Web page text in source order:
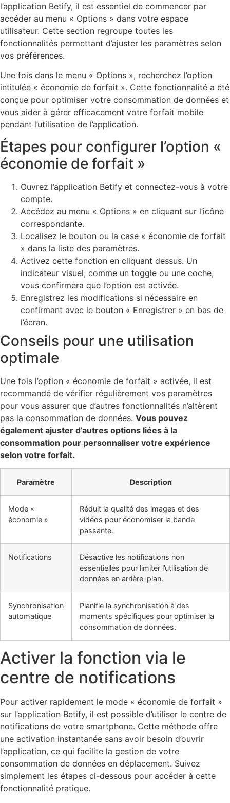
l’application Betify, il est essentiel de commencer par
accéder au menu « Options » dans votre espace
utilisateur. Cette section regroupe toutes les
fonctionnalités permettant d’ajuster les paramètres selon
vos préférences.
Une fois dans le menu « Options », recherchez l’option
intitulée « économie de forfait ». Cette fonctionnalité a été
conçue pour optimiser votre consommation de données et
vous aider à gérer efficacement votre forfait mobile
pendant l’utilisation de l’application.
Étapes pour configurer l’option «
économie de forfait »
Ouvrez l’application Betify et connectez-vous à votre
compte.
Accédez au menu « Options » en cliquant sur l’icône
correspondante.
Localisez le bouton ou la case « économie de forfait
» dans la liste des paramètres.
Activez cette fonction en cliquant dessus. Un
indicateur visuel, comme un toggle ou une coche,
vous confirmera que l’option est activée.
Enregistrez les modifications si nécessaire en
confirmant avec le bouton « Enregistrer » en bas de
l’écran.
Conseils pour une utilisation
optimale
Une fois l’option « économie de forfait » activée, il est
recommandé de vérifier régulièrement vos paramètres
pour vous assurer que d’autres fonctionnalités n’altèrent
pas la consommation de données. Vous pouvez
également ajuster d’autres options liées à la
consommation pour personnaliser votre expérience
selon votre forfait.
Paramètre Description
Mode «
économie »
Réduit la qualité des images et des
vidéos pour économiser la bande
passante.
Notifications
Désactive les notifications non
essentielles pour limiter l’utilisation de
données en arrière-plan.
Synchronisation
automatique
Planifie la synchronisation à des
moments spécifiques pour optimiser la
consommation de données.
Activer la fonction via le
centre de notifications
Pour activer rapidement le mode « économie de forfait »
sur l’application Betify, il est possible d’utiliser le centre de
notifications de votre smartphone. Cette méthode offre
une activation instantanée sans avoir besoin d’ouvrir
l’application, ce qui facilite la gestion de votre
consommation de données en déplacement. Suivez
simplement les étapes ci-dessous pour accéder à cette
fonctionnalité pratique.